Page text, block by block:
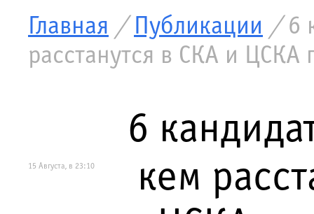
Главная / Публикации / 6
расстанутся в СКА и ЦСКА
15 Августа, в 23:10
6
кем